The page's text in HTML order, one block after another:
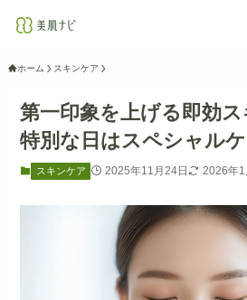
ホーム スキンケア
第一印象を上げる即効ス
特別な日はスペシャル
スキンケア 2025年11月24日 2026年1